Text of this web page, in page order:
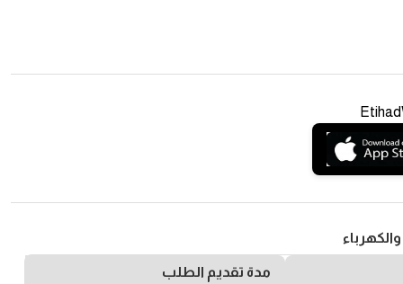
مدة تقديم الطلب